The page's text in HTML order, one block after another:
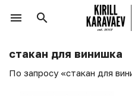
стакан для винишка
По запросу «стакан для